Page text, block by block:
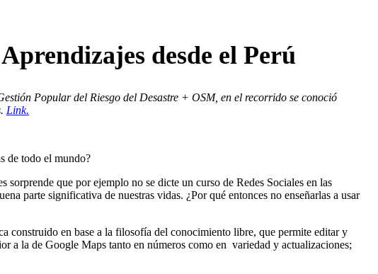
desde el Perú
Popular del Riesgo del Desastre + OSM, en el recorrido se conoció
Link.
de todo el mundo?
que por ejemplo no se dicte un curso de Redes Sociales en las
parte significativa de nuestras vidas. ¿Por qué entonces no enseñarlas a usar
construido en base a la filosofía del conocimiento libre, que permite editar y
a la de Google Maps tanto en números como en variedad y actualizaciones;